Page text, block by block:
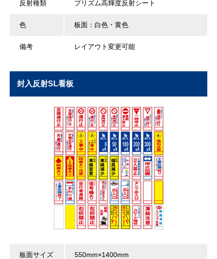
反射種類 プリズム高輝度反射シート
色 板面：白色・黄色
備考 レイアウト変更可能
封入反射SL看板
板面サイズ 550mm×1400mm